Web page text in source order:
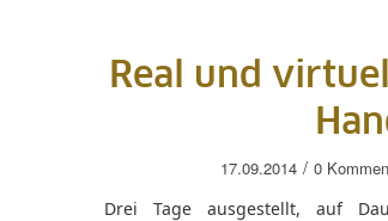
Real und
17.09.2014 / 0
Drei Tage ausgestellt, auf